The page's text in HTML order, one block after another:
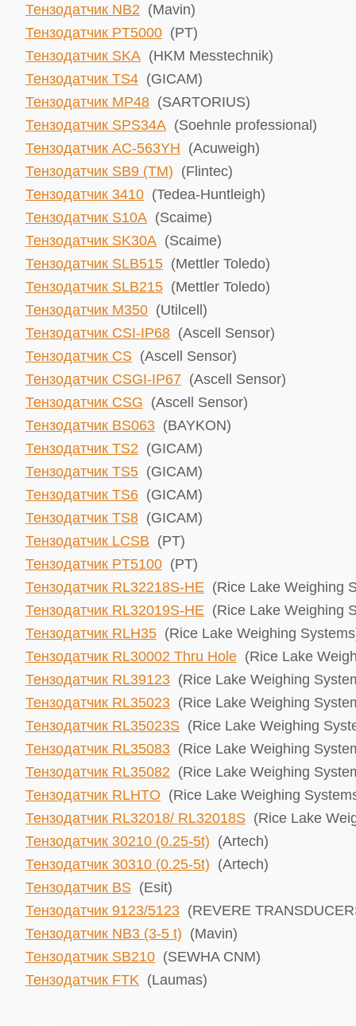
Тензодатчик NB2 (Mavin)
Тензодатчик PT5000 (PT)
Тензодатчик SKA (HKM Messtechnik)
Тензодатчик TS4 (GICAM)
Тензодатчик MP48 (SARTORIUS)
Тензодатчик SPS34A (Soehnle professional)
Тензодатчик AC-563YH (Acuweigh)
Тензодатчик SB9 (TM) (Flintec)
Тензодатчик 3410 (Tedea-Huntleigh)
Тензодатчик S10A (Scaime)
Тензодатчик SK30A (Scaime)
Тензодатчик SLB515 (Mettler Toledo)
Тензодатчик SLB215 (Mettler Toledo)
Тензодатчик М350 (Utilcell)
Тензодатчик CSI-IP68 (Ascell Sensor)
Тензодатчик CS (Ascell Sensor)
Тензодатчик CSGI-IP67 (Ascell Sensor)
Тензодатчик CSG (Ascell Sensor)
Тензодатчик BS063 (BAYKON)
Тензодатчик TS2 (GICAM)
Тензодатчик TS5 (GICAM)
Тензодатчик TS6 (GICAM)
Тензодатчик TS8 (GICAM)
Тензодатчик LCSB (PT)
Тензодатчик PT5100 (PT)
Тензодатчик RL32218S-HE (Rice Lake ​Weighing
Тензодатчик RL32019S-HE (Rice Lake ​Weighing
Тензодатчик RLH35 (Rice Lake ​Weighing
Тензодатчик RL30002 Thru Hole (Rice Lake
Тензодатчик RL39123 (Rice Lake ​Weighing
Тензодатчик RL35023 (Rice Lake ​Weighing
Тензодатчик RL35023S (Rice Lake ​Weighing
Тензодатчик RL35083 (Rice Lake ​Weighing
Тензодатчик RL35082 (Rice Lake ​Weighing
Тензодатчик RLHTO (Rice Lake ​Weighing
Тензодатчик RL32018/ RL32018S (Rice Lake
Тензодатчик 30210 (0.25-5t) (Artech)
Тензодатчик 30310 (0.25-5t) (Artech)
Тензодатчик BS (Esit)
Тензодатчик 9123/5123 (REVERE
Тензодатчик NB3 (3-5 t) (Mavin)
Тензодатчик SB210 (SEWHA CNM)
Тензодатчик FTK (Laumas)